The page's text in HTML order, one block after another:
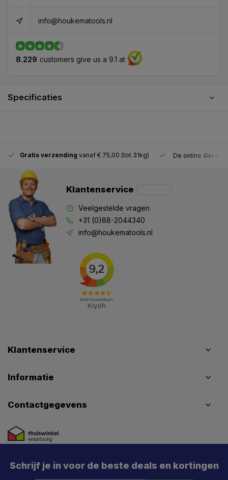
info@houkematools.nl
8.229 customers give us a 9.1 at
Specificaties
Gratis verzending vanaf € 75,00 (tot 31kg) De online
Klantenservice
Veelgestelde vragen
+31 (0)88-2044340
info@houkematools.nl
Klantenservice
Informatie
Contactgegevens
Schrijf je in voor de beste deals en kortingen